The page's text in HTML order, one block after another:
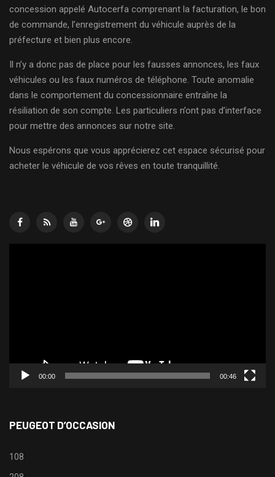
concession appelé Autocerfa comprenant la facturation, le bon
de commande, l’enregistrement du véhicule auprès de la
préfecture et bien plus encore.
Il n’y a donc pas de place pour les fausses annonces, les faux
véhicules ou les faux numéros de téléphone. Toute anomalie
dans le comportement du concessionnaire entraîne la
résiliation de son compte. Les particuliers n’ont pas d’interface
pour mettre des annonces sur notre site.
Nous espérons que vous apprécierez cet espace sécurisé pour
acheter le véhicule de vos rêves en toute tranquillité.
00:00 00:46
PEUGEOT D’OCCASION
108